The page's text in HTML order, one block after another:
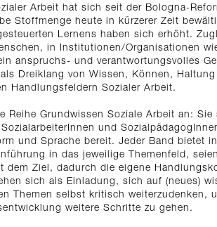
Arbeit hat sich seit der Bologna-
Stoffmenge heute in kürzerer Zeit
Lernens haben sich erhöht.
in Institutionen/Organisationen
anspruchs- und verantwortungsvolles
Dreiklang von Wissen, Können,
Handlungsfeldern Sozialer Arbeit.
Reihe Grundwissen Soziale Arbeit an:
und
und Sprache bereit. Jeder Band bietet
in das jeweilige Themenfeld,
dem Ziel, dadurch die eigene
sich als Einladung, sich auf (neues)
Themen selbst kritisch weiterzudenken,
weitere Schritte zu gehen.